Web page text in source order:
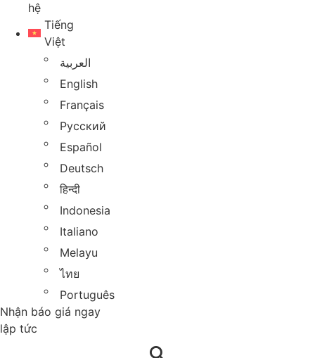
hệ
Tiếng
Việt
العربية
English
Français
Русский
Español
Deutsch
हिन्दी
Indonesia
Italiano
Melayu
ไทย
Português
Nhận báo giá ngay
lập tức